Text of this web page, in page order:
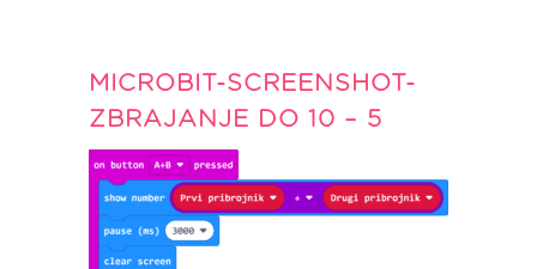
MICROBIT-SCREENSHOT-
ZBRAJANJE DO 10 – 5